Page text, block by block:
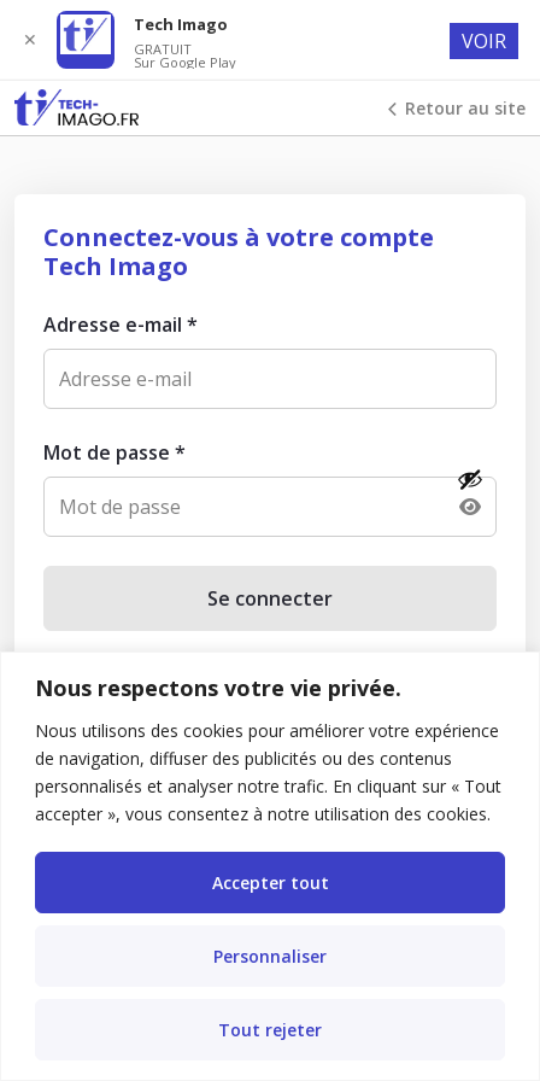
Nous respectons votre vie privée.
Nous utilisons des cookies pour améliorer votre expérience
de navigation, diffuser des publicités ou des contenus
personnalisés et analyser notre trafic. En cliquant sur « Tout
accepter », vous consentez à notre utilisation des cookies.
Personnaliser
Tout rejeter
Accepter tout
Retour au site
Connectez-vous à votre compte
Tech Imago
Adresse e-mail *
Mot de passe *
Se connecter
Mot de passe oublié ?
Vous n’avez pas de compte ? Inscrivez-vous
✕
Tech Imago
GRATUIT
Sur Google Play
VOIR